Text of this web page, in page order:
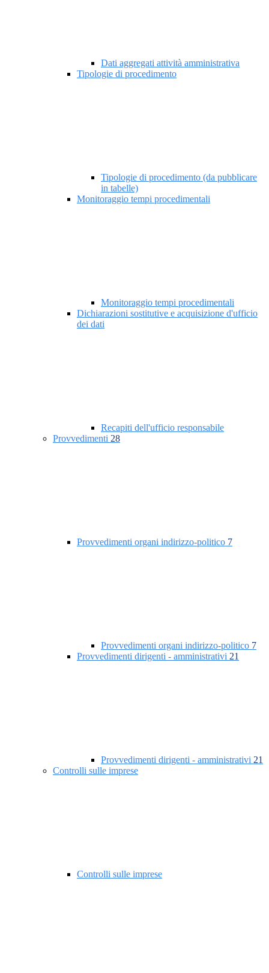
Dati aggregati attività amministrativa
Tipologie di procedimento
Tipologie di procedimento (da pubblicare
in tabelle)
Monitoraggio tempi procedimentali
Monitoraggio tempi procedimentali
Dichiarazioni sostitutive e acquisizione d'ufficio
dei dati
Recapiti dell'ufficio responsabile
Provvedimenti 28
Provvedimenti organi indirizzo-politico 7
Provvedimenti organi indirizzo-politico 7
Provvedimenti dirigenti - amministrativi 21
Provvedimenti dirigenti - amministrativi 21
Controlli sulle imprese
Controlli sulle imprese